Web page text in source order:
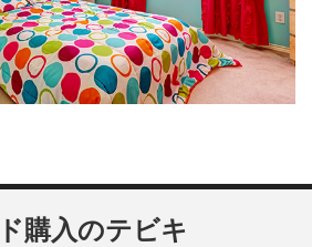
購入のテビキ